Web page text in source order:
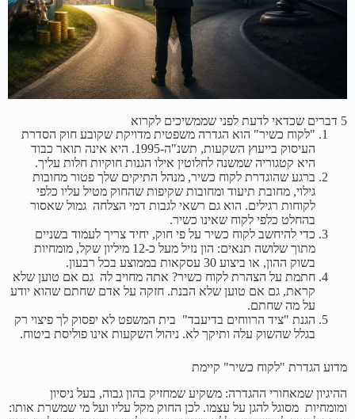
5 דברים שכדאי לדעת לפני שממשיכים לקרוא
"לקוח כשיר" הוא הגדרה משפטית מדויקת שקובע חוק הסדרת
העיסוק בייעוץ השקעות, תשנ"ה-1995. היא אינה תואר כבוד
היא קטגוריה שמשנה לחלוטין אילו הגנות חוקיות חלות עליך.
ברגע שהוגדרת לקוח כשיר, מנהל התיקים שלך פטור מחובות
גילוי, מחובת תיעוד ומחובות שקיפות שהחוק מטיל עליו כלפי
לקוחות רגילים. הוא גם רשאי לגבות דמי הצלחה גמול שאסור
בהחלט כלפי לקוח שאינו כשיר.
כדי להיחשב לקוח כשיר על פי חוק, יחיד צריך לעמוד בשניים
מתוך שלושה תנאים: הון נזיל מעל כ-12 מיליון שקל, מומחיות
בשוק ההון, או ביצוע 30 עסקאות בממוצע בכל רבעון.
חתמת על הצהרת לקוח כשיר? אתה מחויב לה גם אם טוען שלא
קראת, גם אם טוען שלא הבנת. חזקה על אדם שחתם שהוא יודע
על מה שחתם.
הגנת "ציד הרווחים בדיעבד" בית המשפט לא יפסוק לך פיצוי רק
בגלל שהשוק עלה ותיקך לא. ניהול השקעות אינו פוליסת ביטוח.
מדוע הגדרת "לקוח כשיר" קיימת
ההיגיון שמאחורי ההגדרה: משקיע שמחזיק בהון גבוה, בעל ניסיון
ומומחיות מסוגל להגן על עצמו. לכן החוק מקל עליו ועל מי שמשרת אותו: